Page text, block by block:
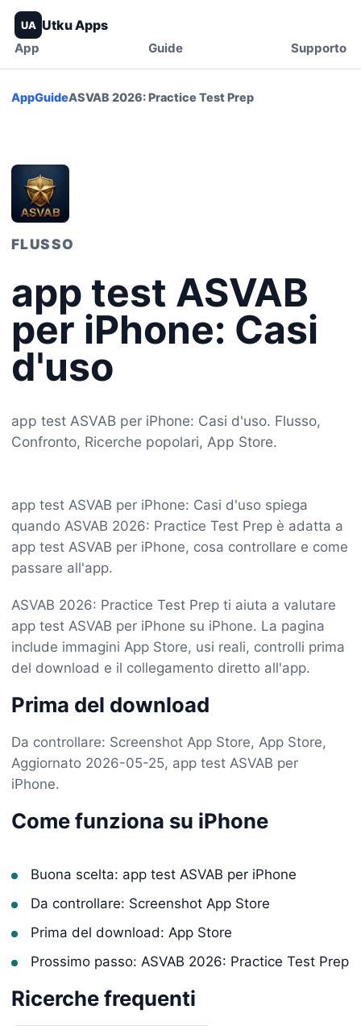
UA Utku Apps
App Guide Supporto
AppGuideASVAB 2026: Practice Test Prep
FLUSSO
app test ASVAB
per iPhone: Casi
d'uso
app test ASVAB per iPhone: Casi d'uso. Flusso,
Confronto, Ricerche popolari, App Store.
app test ASVAB per iPhone: Casi d'uso spiega
quando ASVAB 2026: Practice Test Prep è adatta a
app test ASVAB per iPhone, cosa controllare e come
passare all'app.
ASVAB 2026: Practice Test Prep ti aiuta a valutare
app test ASVAB per iPhone su iPhone. La pagina
include immagini App Store, usi reali, controlli prima
del download e il collegamento diretto all'app.
Prima del download
Da controllare: Screenshot App Store, App Store,
Aggiornato 2026-05-25, app test ASVAB per
iPhone.
Come funziona su iPhone
Buona scelta: app test ASVAB per iPhone
Da controllare: Screenshot App Store
Prima del download: App Store
Prossimo passo: ASVAB 2026: Practice Test Prep
Ricerche frequenti